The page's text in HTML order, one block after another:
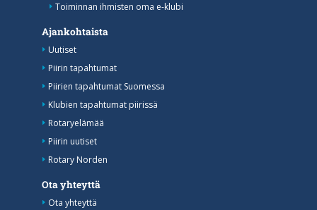
Toiminnan ihmisten oma e-klubi
Ajankohtaista
Uutiset
Piirin tapahtumat
Piirien tapahtumat Suomessa
Klubien tapahtumat piirissä
Rotaryelämää
Piirin uutiset
Rotary Norden
Ota yhteyttä
Ota yhteyttä